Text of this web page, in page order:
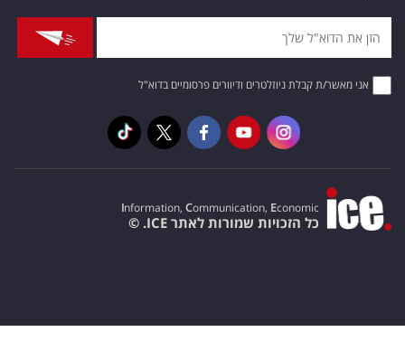
אני מאשר/ת קבלת ניוזלטרים ודיוורים פרסומיים בדוא"ל
Information, Communication, Economic
כל הזכויות שמורות לאתר ICE. ©